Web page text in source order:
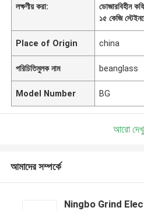
লক্ষণীয় করা:
ডোজারবিহীন
১৫ কেজি
Place of Origin china
পরিচিতিমুলক নাম beanglass
Model Number BG
আরো
আমাদের সম্পর্কে
Ningbo Grind